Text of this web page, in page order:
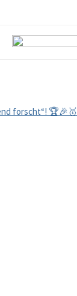
forscht“! 🏆🎉🥇